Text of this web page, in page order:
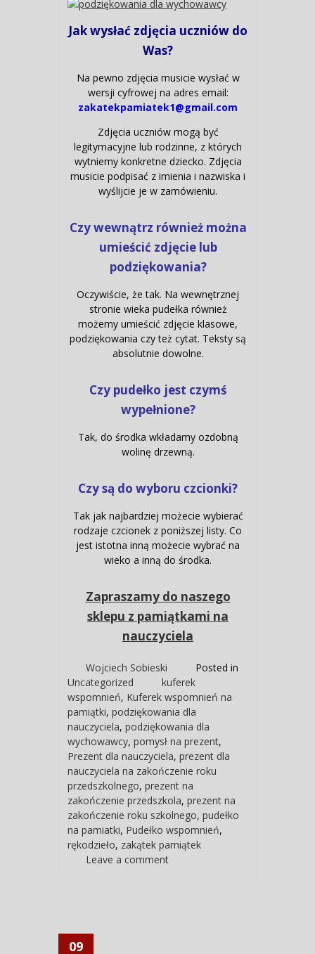
Jak wysłać zdjęcia uczniów do
Was?
Na pewno zdjęcia musicie wysłać w
wersji cyfrowej na adres email:
zakatekpamiatek1@gmail.com
Zdjęcia uczniów mogą być
legitymacyjne lub rodzinne, z których
wytniemy konkretne dziecko. Zdjęcia
musicie podpisać z imienia i nazwiska i
wyślijcie je w zamówieniu.
Czy wewnątrz również można
umieścić zdjęcie lub
podziękowania?
Oczywiście, że tak. Na wewnętrznej
stronie wieka pudełka również
możemy umieścić zdjęcie klasowe,
podziękowania czy też cytat. Teksty są
absolutnie dowolne.
Czy pudełko jest czymś
wypełnione?
Tak, do środka wkładamy ozdobną
wolinę drzewną.
Czy są do wyboru czcionki?
Tak jak najbardziej możecie wybierać
rodzaje czcionek z poniższej listy. Co
jest istotna inną możecie wybrać na
wieko a inną do środka.
Zapraszamy do naszego
sklepu z pamiątkami na
nauczyciela
Wojciech Sobieski
Posted in
Uncategorized
kuferek
wspomnień, Kuferek wspomnień na
pamiątki,podziękowania dla
nauczyciela,podziękowania dla
wychowawcy,pomysł na prezent,
Prezent dla nauczyciela,prezent dla
nauczyciela na zakończenie roku
przedszkolnego,prezent na
zakończenie przedszkola,prezent na
zakończenie roku szkolnego,pudełko
na pamiatki, Pudełko wspomnień,
rękodzieło, zakątek pamiątek
Leave a comment
09